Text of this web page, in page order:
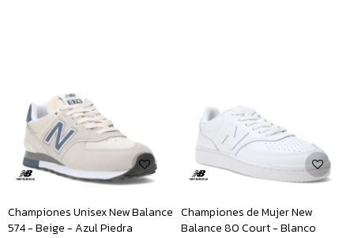
Championes Unisex New Balance
574 - Beige - Azul Piedra
Championes de Mujer New
Balance 80 Court - Blanco